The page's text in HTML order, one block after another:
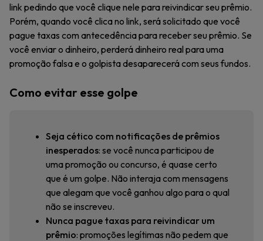
link pedindo que você clique nele para reivindicar seu prêmio.
Porém, quando você clica no link, será solicitado que você
pague taxas com antecedência para receber seu prêmio. Se
você enviar o dinheiro, perderá dinheiro real para uma
promoção falsa e o golpista desaparecerá com seus fundos.
Como evitar esse golpe
Seja cético com notificações de prêmios
inesperados: se você nunca participou de
uma promoção ou concurso, é quase certo
que é um golpe. Não interaja com mensagens
que alegam que você ganhou algo para o qual
não se inscreveu.
Nunca pague taxas para reivindicar um
prêmio: promoções legítimas não pedem que